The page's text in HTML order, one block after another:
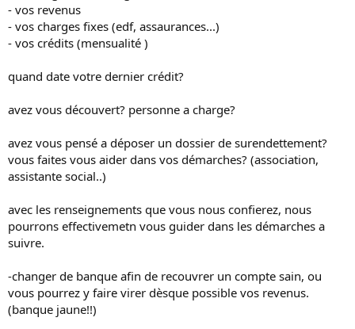
- vos revenus
- vos charges fixes (edf, assaurances...)
- vos crédits (mensualité )
quand date votre dernier crédit?
avez vous découvert? personne a charge?
avez vous pensé a déposer un dossier de surendettement?
vous faites vous aider dans vos démarches? (association,
assistante social..)
avec les renseignements que vous nous confierez, nous
pourrons effectivemetn vous guider dans les démarches a
suivre.
-changer de banque afin de recouvrer un compte sain, ou
vous pourrez y faire virer dèsque possible vos revenus.
(banque jaune!!)